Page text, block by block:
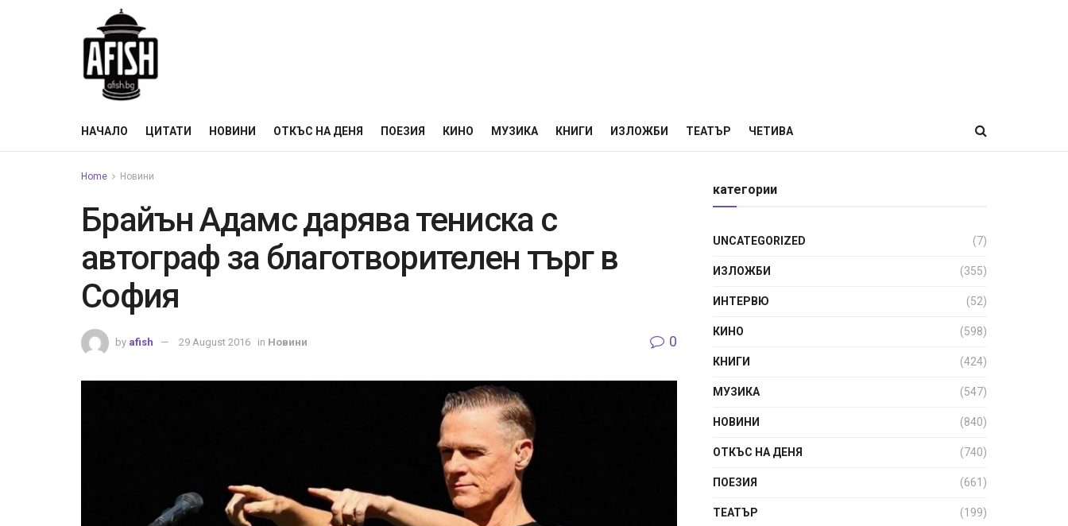
НАЧАЛО ЦИТАТИ НОВИНИ ОТКЪС НА ДЕНЯ ПОЕЗИЯ КИНО МУЗИКА КНИГИ ИЗЛОЖБИ ТЕАТЪР ЧЕТИВА
Home Новини
Брайън Адамс дарява тениска с
автограф за благотворителен търг в
София
by afish 29 August 2016 in Новини 0
категории
UNCATEGORIZED (7)
ИЗЛОЖБИ (355)
ИНТЕРВЮ (52)
КИНО (598)
КНИГИ (424)
МУЗИКА (547)
НОВИНИ (840)
ОТКЪС НА ДЕНЯ (740)
ПОЕЗИЯ (661)
ТЕАТЪР (199)